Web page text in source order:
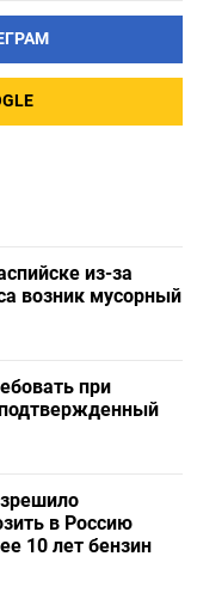
из-за
возник мусорный
при
в Россию
10 лет бензин